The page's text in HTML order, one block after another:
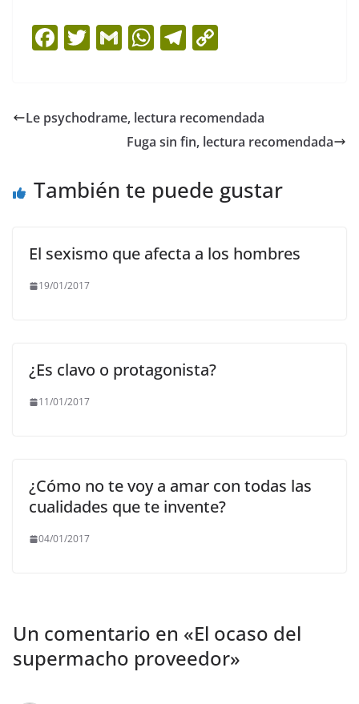
F
e
o
T
er
G
l
W
s
A
p
T
gr
a
y
Li
k
Le psychodrame, lectura recomendada
Fuga sin fin, lectura recomendada
También te puede gustar
El sexismo que afecta a los hombres
19/01/2017
¿Es clavo o protagonista?
11/01/2017
¿Cómo no te voy a amar con todas las
cualidades que te invente?
04/01/2017
Un comentario en «El ocaso del
supermacho proveedor»